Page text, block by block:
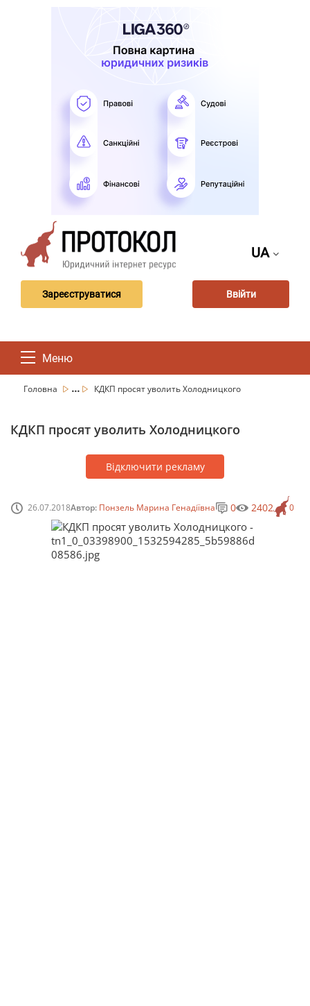
UA
Зареєструватися Ввійти
Меню
Головна ... КДКП просят уволить Холодницкого
КДКП просят уволить Холодницкого
Відключити рекламу
26.07.2018Автор: Понзель Марина Генадіївна 0
0 2402